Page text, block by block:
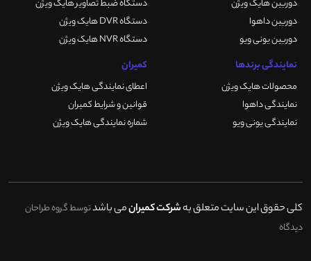
دوربین هایک ویژن
دوربین داهوا
دوربین یونی ویو
دستگاه ضبط تصاویر هایک ویژن
دستگاه DVR هایک ویژن
دستگاه NVR هایک ویژن
نمایندگی برندها
محصولات هایک ویژن
نمایندگی داهوا
نمایندگی یونی ویو
کمیران
اعطای نمایندگی هایک ویژن
قوانین و شرایط کمیران
شماره نمایندگی هایک ویژن
کلی حقوق این سایت متعلق بهشرکت کمیرانمی باشدتوسط گروه طراحان
دیدگاه